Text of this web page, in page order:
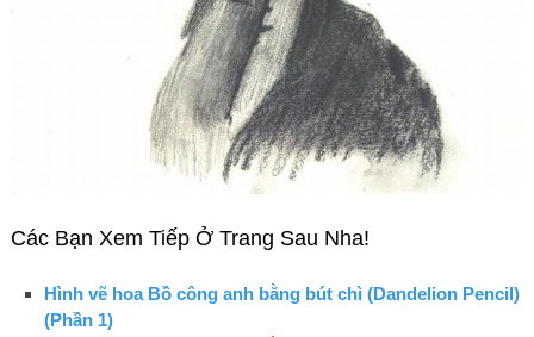
Các Bạn Xem Tiếp Ở Trang Sau Nha!
Hình vẽ hoa Bồ công anh bằng bút chì (Dandelion Pencil)
(Phần 1)